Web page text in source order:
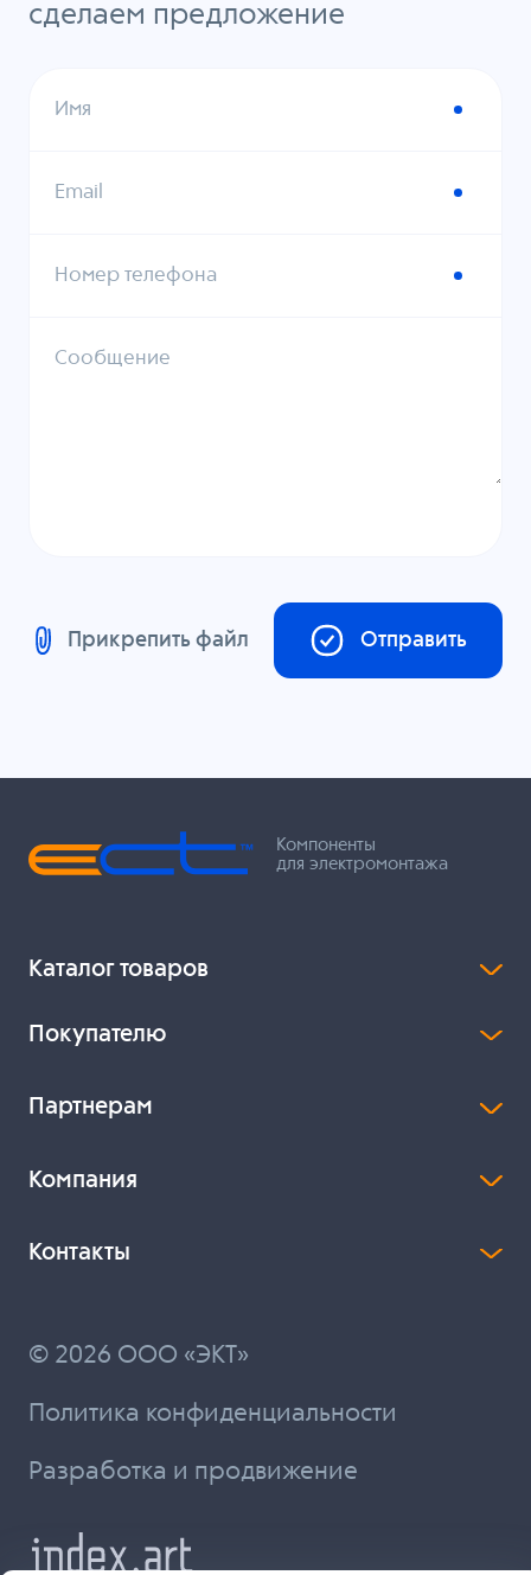
сделаем предложение
Имя
Email
Номер телефона
Сообщение
Прикрепить файл Отправить
Компоненты
для электромонтажа
Каталог товаров
Покупателю
Партнерам
Компания
Контакты
© 2026 ООО «ЭКТ»
Политика конфиденциальности
Разработка и продвижение